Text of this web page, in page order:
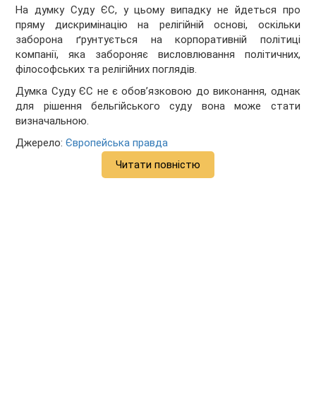
На думку Суду ЄС, у цьому випадку не йдеться про
пряму дискримінацію на релігійній основі, оскільки
заборона ґрунтується на корпоративній політиці
компанії, яка забороняє висловлювання політичних,
філософських та релігійних поглядів.
Думка Суду ЄС не є обов’язковою до виконання, однак
для рішення бельгійського суду вона може стати
визначальною.
Джерело:Європейська правда
Читати повністю